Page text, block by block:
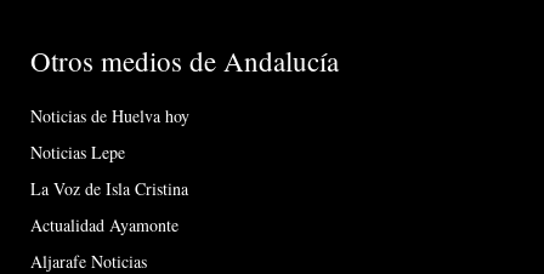
Otros medios de Andalucía
Noticias de Huelva hoy
Noticias Lepe
La Voz de Isla Cristina
Actualidad Ayamonte
Aljarafe Noticias